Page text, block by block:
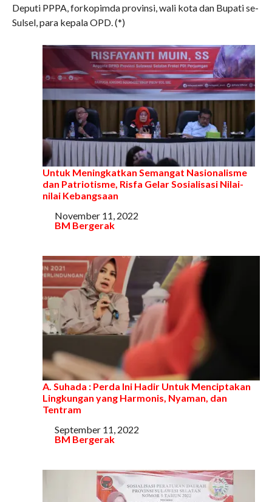
Deputi PPPA, forkopimda provinsi, wali kota dan Bupati se-
Sulsel, para kepala OPD. (*)
Untuk Meningkatkan Semangat Nasionalisme
dan Patriotisme, Risfa Gelar Sosialisasi Nilai-
nilai Kebangsaan
Tanggal
November 11, 2022
Sehubungan dengan
BM Bergerak
A. Suhada : Perda Ini Hadir Untuk Menciptakan
Lingkungan yang Harmonis, Nyaman, dan
Tentram
Tanggal
September 11, 2022
Sehubungan dengan
BM Bergerak